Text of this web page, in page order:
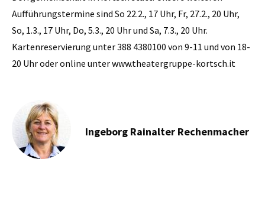
Aufführungstermine sind So 22.2., 17 Uhr, Fr, 27.2., 20 Uhr,
So, 1.3., 17 Uhr, Do, 5.3., 20 Uhr und Sa, 7.3., 20 Uhr.
Kartenreservierung unter 388 4380100 von 9-11 und von 18-
20 Uhr oder online unter www.theatergruppe-kortsch.it
Ingeborg Rainalter Rechenmacher